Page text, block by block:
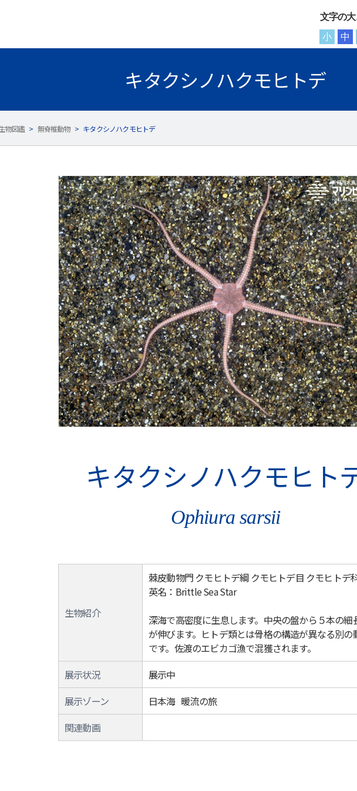
文字の
小
中
キタクシノハクモヒトデ
物図鑑 > 無脊椎動物 > キタクシノハクモヒトデ
キタクシノハクモヒト
Ophiura sarsii
生物紹介
棘皮動物門 クモヒトデ綱 クモヒトデ目 クモヒトデ
英名：Brittle Sea Star
深海で高密度に生息します。中央の盤から５本の細
が伸びます。ヒトデ類とは骨格の構造が異なる別の
です。佐渡のエビカゴ漁で混獲されます。
展示状況
展示中
展示ゾーン
日本海 暖流の旅
関連動画